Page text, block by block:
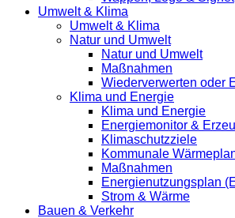
Umwelt & Klima
Umwelt & Klima
Natur und Umwelt
Natur und Umwelt
Maßnahmen
Wiederverwerten oder
Klima und Energie
Klima und Energie
Energiemonitor &
Klimaschutzziele
Kommunale
Maßnahmen
Energienutzungsplan
Strom & Wärme
Bauen & Verkehr